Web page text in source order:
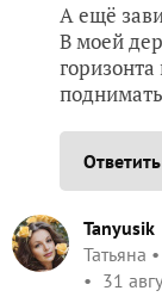
А ещё
В моей
Ответить
Tanyusik
Татьяна
31